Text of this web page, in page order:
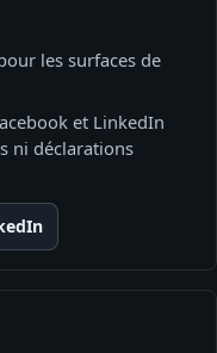
les surfaces de
et LinkedIn
ni déclarations